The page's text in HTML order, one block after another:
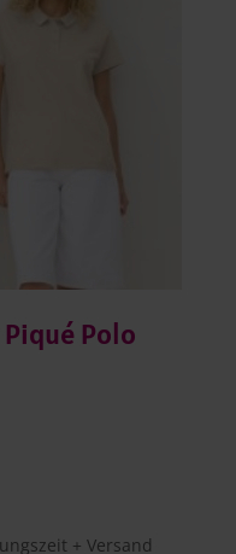
Piqué Polo
+ Versand